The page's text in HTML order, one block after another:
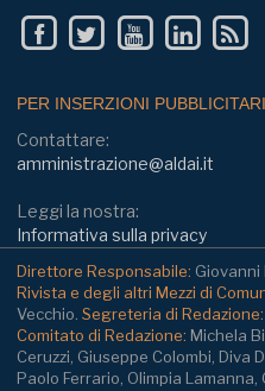
PER INSERZIONI
Contattare:
amministrazione@aldai.it
Leggi la nostra:
Informativa sulla privacy
Direttore Responsabile: Giovanni
Rivista e degli altri Mezzi di
Vecchio. Segreteria di Redazione:
Comitato di Redazione: Michela
Ceruzzi, Giuseppe Colombi, Diva
Paolo Ferrario, Olimpia